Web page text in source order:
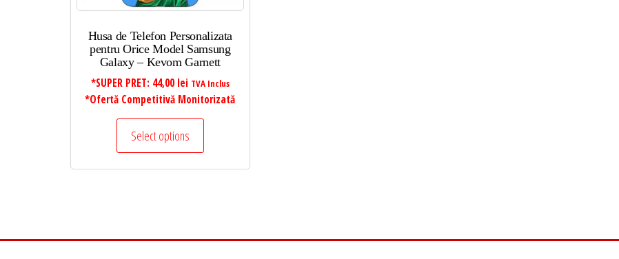
Husa de Telefon Personalizata
pentru Orice Model Samsung
Galaxy – Kevom Garnett
*SUPER PRET: 44,00 lei TVA Inclus
*Ofertă Competitivă Monitorizată
Select options